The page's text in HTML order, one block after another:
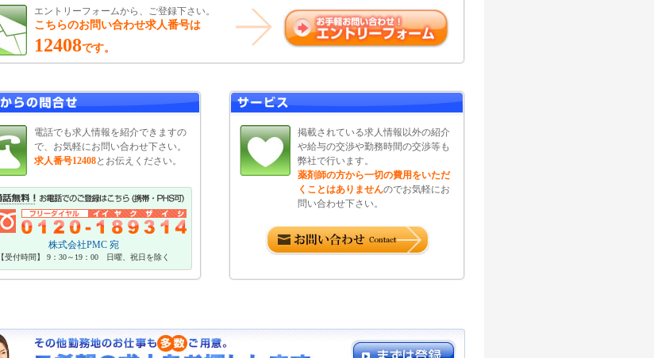
エントリーフォームから、ご登録下さい。
こちらのお問い合わせ求人番号は
12408です。
電話でも求人情報を紹介できますの
で、お気軽にお問い合わせ下さい。
求人番号12408とお伝えください。
株式会社PMC 宛
【受付時間】 9：30～19：00 日曜、祝日を除く
掲載されている求人情報以外の紹介
や給与の交渉や勤務時間の交渉等も
弊社で行います。
薬剤師の方から一切の費用をいただ
くことはありませんのでお気軽にお
問い合わせ下さい。